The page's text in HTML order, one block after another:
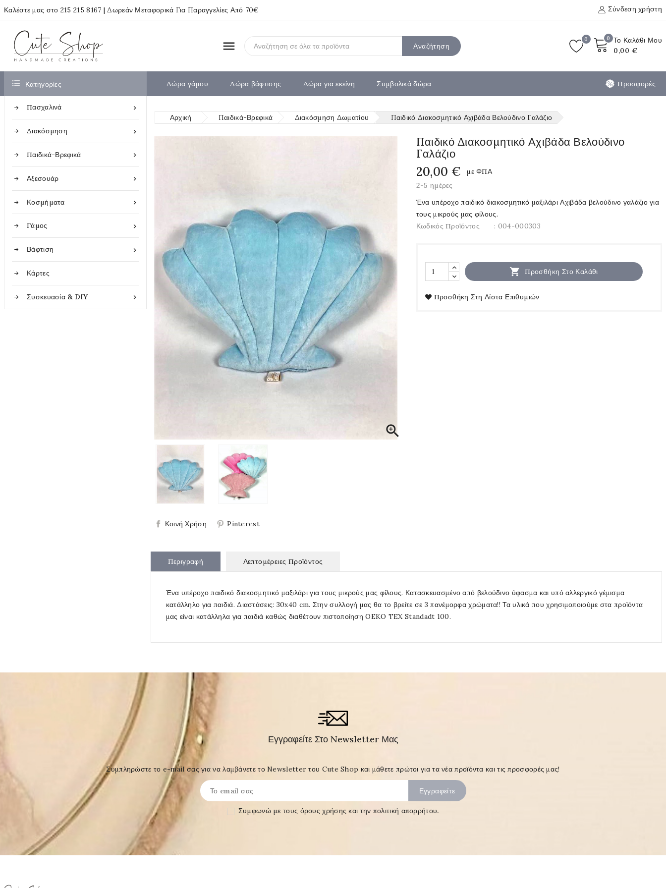
Καλέστε μας στο 215 215 8167 | Δωρεάν Μεταφορικά Για Παραγγελίες Από 70€ Σύνδεση χρήστη

0 Το Καλάθι Μου
0,00 €
Αναζήτηση
0
 Κατηγορίες

Πασχαλινά

Διακόσμηση

Παιδικά-Βρεφικά

Αξεσουάρ

Κοσμήματα

Γάμος

Βάφτιση
Κάρτες

Συσκευασία & DIY
Δώρα γάμου Δώρα βάφτισης Δώρα για εκείνη Συμβολικά δώρα Προσφορές
Αρχική Παιδικά-Βρεφικά Διακόσμηση Δωματίου Παιδικό Διακοσμητικό Αχιβάδα Βελούδινο Γαλάζιο

Κοινή Χρήση Pinterest
Παιδικό Διακοσμητικό Αχιβάδα Βελούδινο
Γαλάζιο
20,00 €
με ΦΠΑ
2-5 ημέρες
Ένα υπέροχο παιδικό διακοσμητικό μαξιλάρι Αχιβάδα βελούδινο γαλάζιο για
τους μικρούς μας φίλους.
Κωδικός Προϊόντος
: 004-000303
 Προσθήκη Στο Καλάθι
Προσθήκη Στη Λίστα Επιθυμιών
Περιγραφή Λεπτομέρειες Προϊόντος
Ένα υπέροχο παιδικό διακοσμητικό μαξιλάρι για τους μικρούς μας φίλους. Κατασκευασμένο από βελούδινο ύφασμα και υπό αλλεργικό γέμισμα
κατάλληλο για παιδιά. Διαστάσεις: 30x40 cm. Στην συλλογή μας θα το βρείτε σε 3 πανέμορφα χρώματα!! Τα υλικά που χρησιμοποιούμε στα προϊόντα
μας είναι κατάλληλα για παιδιά καθώς διαθέτουν πιστοποίηση OEKO TEX Standadt 100.
Εγγραφείτε Στο Newsletter Μας
Συμπληρώστε το e-mail σας για να λαμβάνετε το Newsletter του Cute Shop και μάθετε πρώτοι για τα νέα προϊόντα και τις προσφορές μας!
Συμφωνώ με τους όρους χρήσης και την πολιτική απορρήτου.